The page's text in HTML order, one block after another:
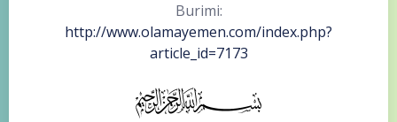
Burimi:
http://www.olamayemen.com/index.php?
article_id=7173